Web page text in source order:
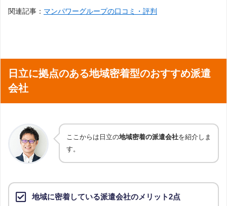
関連記事： マンパワーグループの口コミ・評判
日立に拠点のある地域密着型のおすすめ派遣
会社
ここからは日立の地域密着の派遣会社を紹介しま
す。
地域に密着している派遣会社のメリット2点